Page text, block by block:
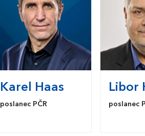
Karel Haas
poslanec PČR
Libor
poslanec